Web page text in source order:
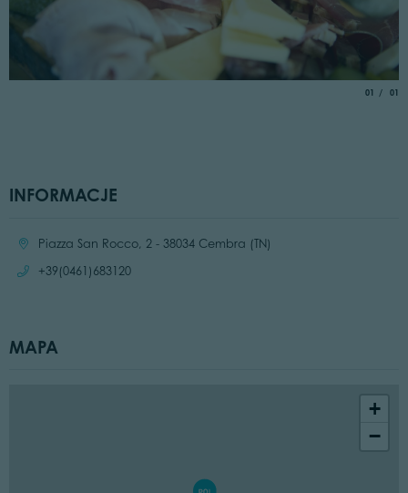
01 of
01
INFORMACJE
Location:Piazza San Rocco, 2 - 38034 Cembra (TN)
Call:
+39(0461)683120
MAPA
+
−